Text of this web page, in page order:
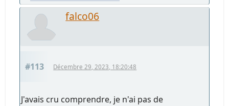
falco06
#113 Décembre 29, 2023, 18:20:48
J'avais cru comprendre, je n'ai pas de